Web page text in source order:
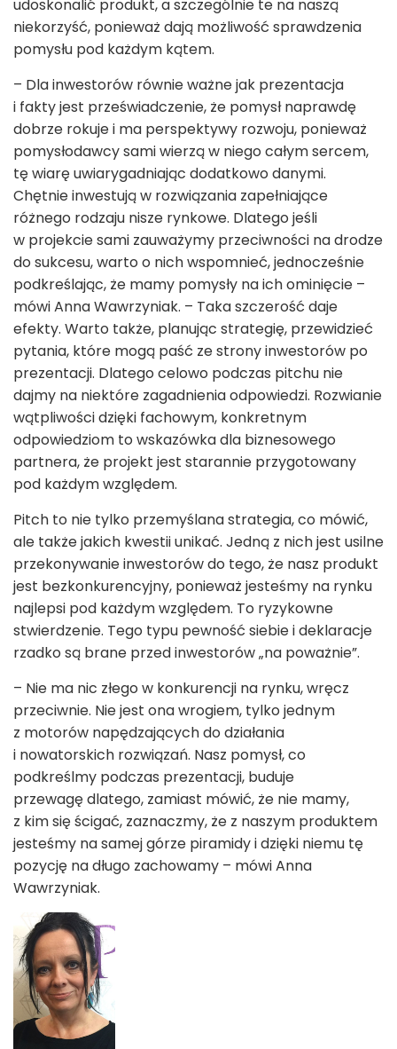
udoskonalić produkt, a szczególnie te na naszą
niekorzyść, ponieważ dają możliwość sprawdzenia
pomysłu pod każdym kątem.
– Dla inwestorów równie ważne jak prezentacja
i fakty jest przeświadczenie, że pomysł naprawdę
dobrze rokuje i ma perspektywy rozwoju, ponieważ
pomysłodawcy sami wierzą w niego całym sercem,
tę wiarę uwiarygadniając dodatkowo danymi.
Chętnie inwestują w rozwiązania zapełniające
różnego rodzaju nisze rynkowe. Dlatego jeśli
w projekcie sami zauważymy przeciwności na drodze
do sukcesu, warto o nich wspomnieć, jednocześnie
podkreślając, że mamy pomysły na ich ominięcie –
mówi Anna Wawrzyniak. – Taka szczerość daje
efekty. Warto także, planując strategię, przewidzieć
pytania, które mogą paść ze strony inwestorów po
prezentacji. Dlatego celowo podczas pitchu nie
dajmy na niektóre zagadnienia odpowiedzi. Rozwianie
wątpliwości dzięki fachowym, konkretnym
odpowiedziom to wskazówka dla biznesowego
partnera, że projekt jest starannie przygotowany
pod każdym względem.
Pitch to nie tylko przemyślana strategia, co mówić,
ale także jakich kwestii unikać. Jedną z nich jest usilne
przekonywanie inwestorów do tego, że nasz produkt
jest bezkonkurencyjny, ponieważ jesteśmy na rynku
najlepsi pod każdym względem. To ryzykowne
stwierdzenie. Tego typu pewność siebie i deklaracje
rzadko są brane przed inwestorów „na poważnie”.
– Nie ma nic złego w konkurencji na rynku, wręcz
przeciwnie. Nie jest ona wrogiem, tylko jednym
z motorów napędzających do działania
i nowatorskich rozwiązań. Nasz pomysł, co
podkreślmy podczas prezentacji, buduje
przewagę dlatego, zamiast mówić, że nie mamy,
z kim się ścigać, zaznaczmy, że z naszym produktem
jesteśmy na samej górze piramidy i dzięki niemu tę
pozycję na długo zachowamy – mówi Anna
Wawrzyniak.